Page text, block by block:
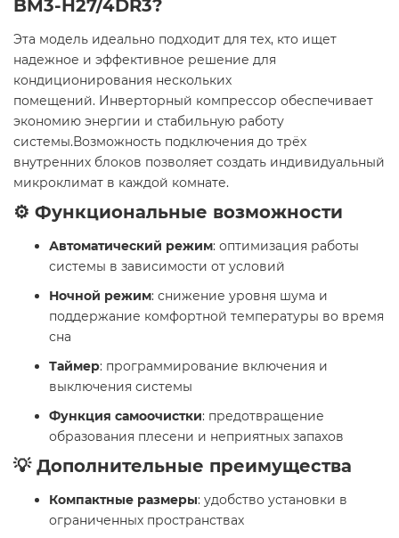
BM3-H27/4DR3?
Эта модель идеально подходит для тех, кто ищет
надежное и эффективное решение для
кондиционирования нескольких
помещений. Инверторный компрессор обеспечивает
экономию энергии и стабильную работу
системы.Возможность подключения до трёх
внутренних блоков позволяет создать индивидуальный
микроклимат в каждой комнате.
⚙️ Функциональные возможности
Автоматический режим: оптимизация работы
системы в зависимости от условий
Ночной режим: снижение уровня шума и
поддержание комфортной температуры во время
сна
Таймер: программирование включения и
выключения системы
Функция самоочистки: предотвращение
образования плесени и неприятных запахов
💡 Дополнительные преимущества
Компактные размеры: удобство установки в
ограниченных пространствах